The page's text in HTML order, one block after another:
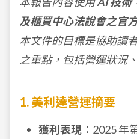
及櫃買中心法說會之官
本文件的目標是協助讀
之重點，包括營運狀況
1. 美利達營運摘要
獲利表現 ：2025 年